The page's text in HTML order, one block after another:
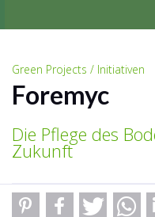
Green Projects / Initiativen
Foremyc
Die Pflege des
Zukunft